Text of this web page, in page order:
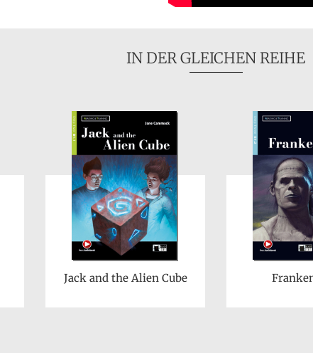
IN DER GLEICHEN REIHE
Jack and the Alien Cube